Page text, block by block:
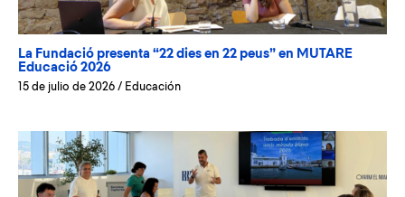
La Fundació presenta “22 dies en 22 peus” en MUTARE
Educació 2026
15 de julio de 2026 / Educación